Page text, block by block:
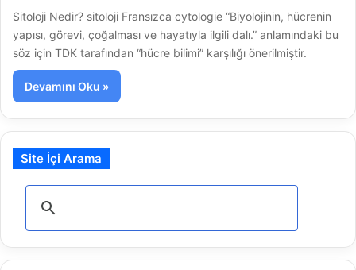
Sitoloji Nedir? sitoloji Fransızca cytologie “Biyolojinin, hücrenin
yapısı, görevi, çoğalması ve hayatıyla ilgili dalı.” anlamındaki bu
söz için TDK tarafından “hücre bilimi” karşılığı önerilmiştir.
Devamını Oku »
Site İçi Arama